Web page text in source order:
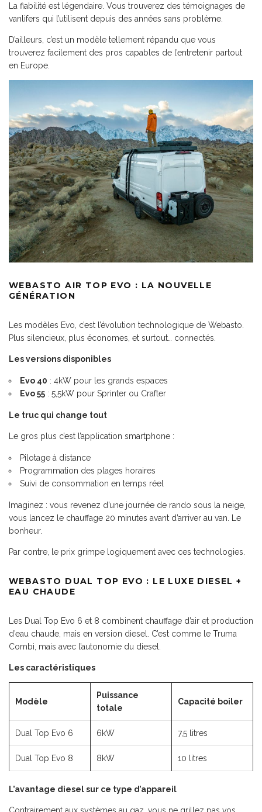
La fiabilité est légendaire. Vous trouverez des témoignages de
vanlifers qui l’utilisent depuis des années sans problème.
D’ailleurs, c’est un modèle tellement répandu que vous
trouverez facilement des pros capables de l’entretenir partout
en Europe.
WEBASTO AIR TOP EVO : LA NOUVELLE
GÉNÉRATION
Les modèles Evo, c’est l’évolution technologique de Webasto.
Plus silencieux, plus économes, et surtout… connectés.
Les versions disponibles
Evo 40 : 4kW pour les grands espaces
Evo 55 : 5,5kW pour Sprinter ou Crafter
Le truc qui change tout
Le gros plus c’est l’application smartphone :
Pilotage à distance
Programmation des plages horaires
Suivi de consommation en temps réel
Imaginez : vous revenez d’une journée de rando sous la neige,
vous lancez le chauffage 20 minutes avant d’arriver au van. Le
bonheur.
Par contre, le prix grimpe logiquement avec ces technologies.
WEBASTO DUAL TOP EVO : LE LUXE DIESEL +
EAU CHAUDE
Les Dual Top Evo 6 et 8 combinent chauffage d’air et production
d’eau chaude, mais en version diesel. C’est comme le Truma
Combi, mais avec l’autonomie du diesel.
Les caractéristiques
Modèle
Puissance
totale
Capacité boiler
Dual Top Evo 6 6kW 7,5 litres
Dual Top Evo 8 8kW 10 litres
L’avantage diesel sur ce type d’appareil
le guide complet de la vie
nomade
15 points à savoir avant de vivre en vanou